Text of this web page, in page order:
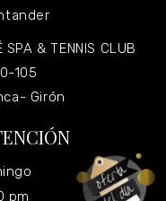
SPA & TENNIS CLUB
105
Girón
pm